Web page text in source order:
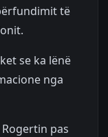
të
se ka lënë
nga
pas